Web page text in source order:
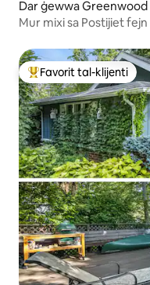
Dar ġewwa Greenwood
Mur mixi sa Postijiet
Wieħed mill-aqwa
Favorit tal-klijenti